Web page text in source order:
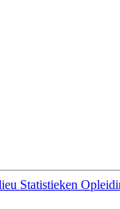
Statistieken